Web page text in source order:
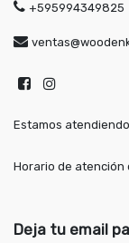
+595994349825
Estamos
Horario de atención
Deja tu email